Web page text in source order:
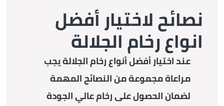
نصائح لاختيار أفضل
انواع رخام الجلالة
عند اختيار أفضل أنواع رخام الجلالة يجب
مراعاة مجموعة من النصائح المهمة
لضمان الحصول على رخام عالي الجودة